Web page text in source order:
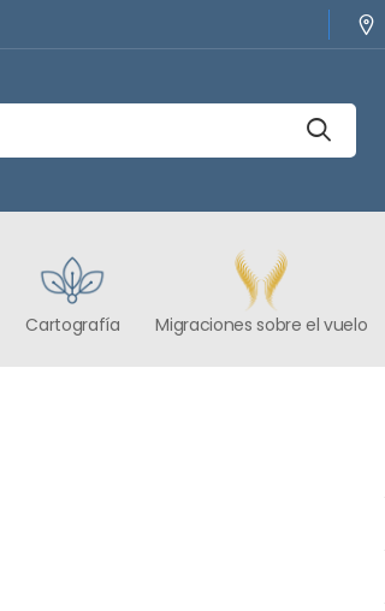
Cartografía Migraciones sobre el vuelo